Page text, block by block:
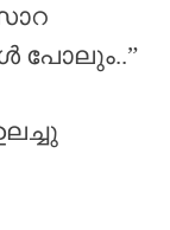
പോലും..”